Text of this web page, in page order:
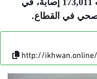
إلى 72,945، بينما بلغ عدد الإصابات 173,011 إصابة، في
في القطاع.
http://